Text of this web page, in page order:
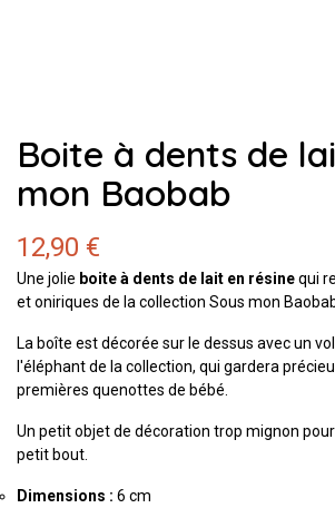
Boite à dents de
mon Baobab
12,90 €
Une jolie boite à dents de lait en résinequi
et oniriques de la collection Sous mon
La boîte est décorée sur le dessus avec un
l'éléphant de la collection, qui gardera
premières quenottes de bébé.
Un petit objet de décoration trop mignon
petit bout.
Dimensions : 6 cm